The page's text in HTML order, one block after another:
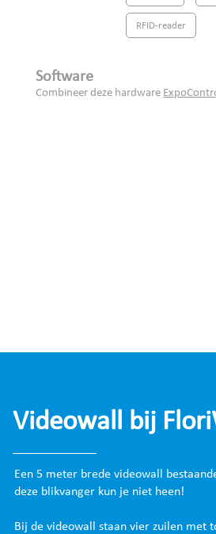
RFID-reader
Software
Combineer deze hardware
Videowall bij
Een 5 meter brede videowall
deze blikvanger kun je niet heen!
Bij de videowall staan vier zuilen met